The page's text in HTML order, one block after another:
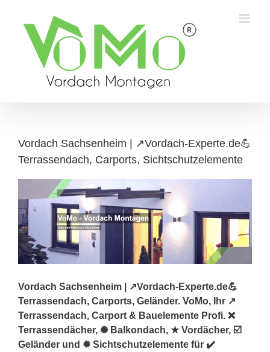
content
Vordach Sachsenheim | ↗️Vordach-Experte.de💪
Terrassendach, Carports, Sichtschutzelemente
Vordach Sachsenheim | ↗️Vordach-Experte.de💪
Terrassendach, Carports, Geländer. VoMo, Ihr ↗️
Terrassendach, Carport & Bauelemente Profi. ❌
Terrassendächer, ✺ Balkondach, ★ Vordächer, ☑️
Geländer und ✹ Sichtschutzelemente für ✔️